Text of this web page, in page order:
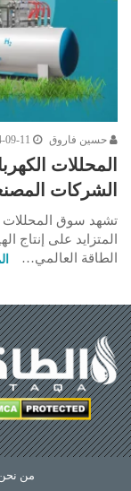
حسين فاروق 09-11
المحللات
الشركات
تشهد سوق المحللات
المتزايد على
الطاقة العالمي…
من